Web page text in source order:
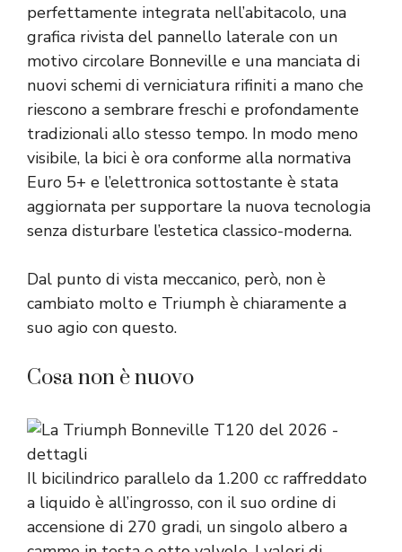
perfettamente integrata nell’abitacolo, una
grafica rivista del pannello laterale con un
motivo circolare Bonneville e una manciata di
nuovi schemi di verniciatura rifiniti a mano che
riescono a sembrare freschi e profondamente
tradizionali allo stesso tempo. In modo meno
visibile, la bici è ora conforme alla normativa
Euro 5+ e l’elettronica sottostante è stata
aggiornata per supportare la nuova tecnologia
senza disturbare l’estetica classico-moderna.
Dal punto di vista meccanico, però, non è
cambiato molto e Triumph è chiaramente a
suo agio con questo.
Cosa non è nuovo
Il bicilindrico parallelo da 1.200 cc raffreddato
a liquido è all’ingrosso, con il suo ordine di
accensione di 270 gradi, un singolo albero a